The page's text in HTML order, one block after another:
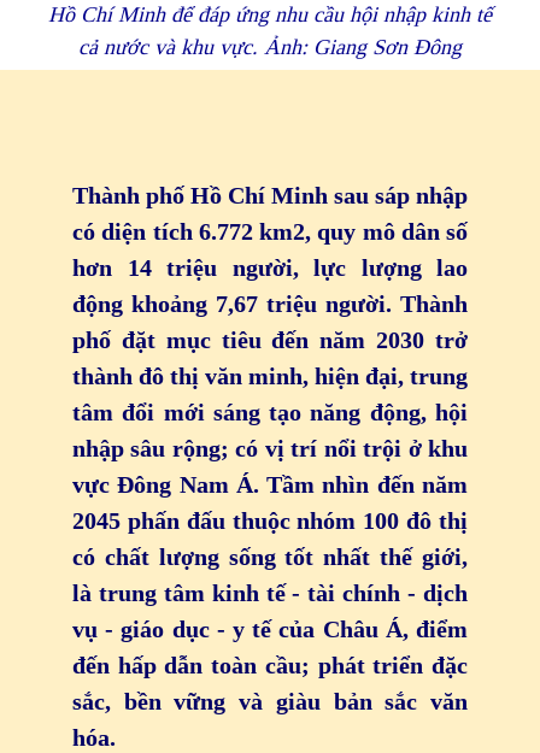
Hồ Chí Minh để đáp ứng nhu cầu hội nhập kinh tế
cả nước và khu vực. Ảnh: Giang Sơn Đông
Thành phố Hồ Chí Minh sau sáp nhập
có diện tích 6.772 km2, quy mô dân số
hơn 14 triệu người, lực lượng lao
động khoảng 7,67 triệu người. Thành
phố đặt mục tiêu đến năm 2030 trở
thành đô thị văn minh, hiện đại, trung
tâm đổi mới sáng tạo năng động, hội
nhập sâu rộng; có vị trí nổi trội ở khu
vực Đông Nam Á. Tầm nhìn đến năm
2045 phấn đấu thuộc nhóm 100 đô thị
có chất lượng sống tốt nhất thế giới,
là trung tâm kinh tế - tài chính - dịch
vụ - giáo dục - y tế của Châu Á, điểm
đến hấp dẫn toàn cầu; phát triển đặc
sắc, bền vững và giàu bản sắc văn
hóa.